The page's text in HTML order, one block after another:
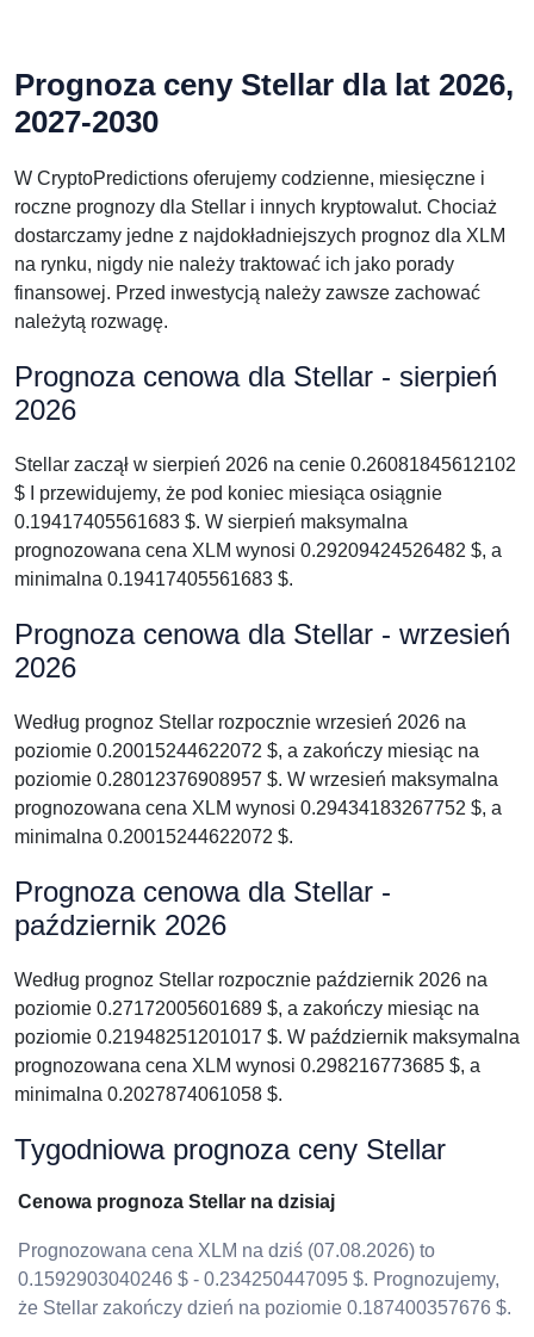
Prognoza ceny Stellar dla lat 2026,
2027-2030
W CryptoPredictions oferujemy codzienne, miesięczne i
roczne prognozy dla Stellar i innych kryptowalut. Chociaż
dostarczamy jedne z najdokładniejszych prognoz dla XLM
na rynku, nigdy nie należy traktować ich jako porady
finansowej. Przed inwestycją należy zawsze zachować
należytą rozwagę.
Prognoza cenowa dla Stellar - sierpień
2026
Stellar zaczął w sierpień 2026 na cenie 0.26081845612102
$ I przewidujemy, że pod koniec miesiąca osiągnie
0.19417405561683 $. W sierpień maksymalna
prognozowana cena XLM wynosi 0.29209424526482 $, a
minimalna 0.19417405561683 $.
Prognoza cenowa dla Stellar - wrzesień
2026
Według prognoz Stellar rozpocznie wrzesień 2026 na
poziomie 0.20015244622072 $, a zakończy miesiąc na
poziomie 0.28012376908957 $. W wrzesień maksymalna
prognozowana cena XLM wynosi 0.29434183267752 $, a
minimalna 0.20015244622072 $.
Prognoza cenowa dla Stellar -
październik 2026
Według prognoz Stellar rozpocznie październik 2026 na
poziomie 0.27172005601689 $, a zakończy miesiąc na
poziomie 0.21948251201017 $. W październik maksymalna
prognozowana cena XLM wynosi 0.298216773685 $, a
minimalna 0.2027874061058 $.
Tygodniowa prognoza ceny Stellar
Cenowa prognoza Stellar na dzisiaj
Prognozowana cena XLM na dziś (07.08.2026) to
0.1592903040246 $ - 0.234250447095 $. Prognozujemy,
że Stellar zakończy dzień na poziomie 0.187400357676 $.